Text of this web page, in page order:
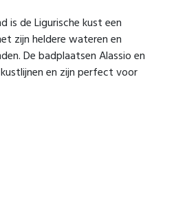
is de Ligurische kust een
zijn heldere wateren en
De badplaatsen Alassio en
en zijn perfect voor